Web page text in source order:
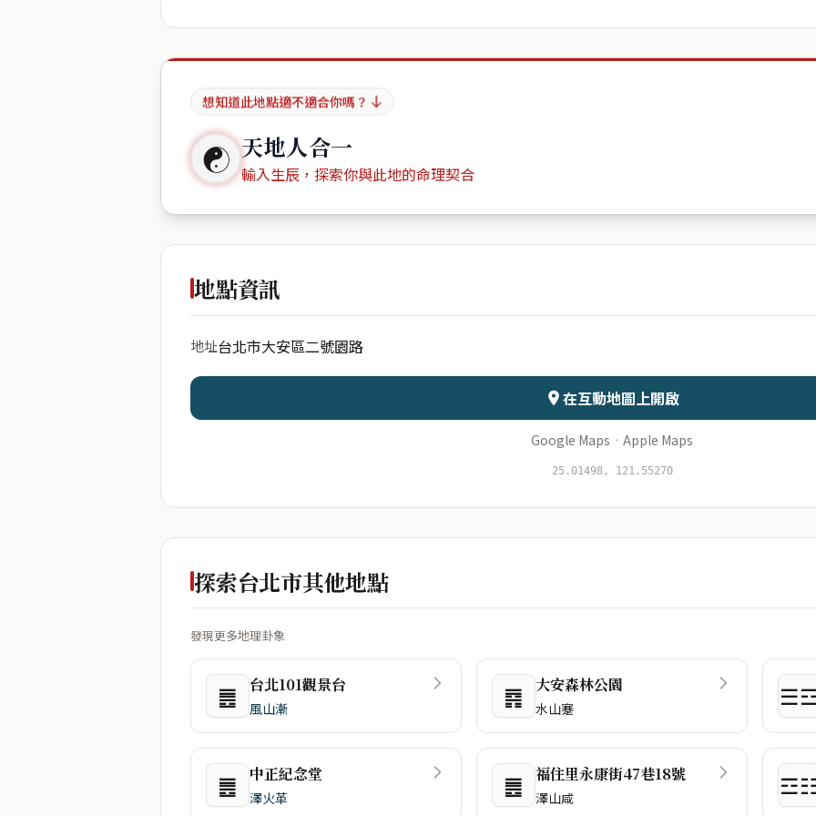
想知道此地點適不適合你嗎？
☯ 天地人合一
輸入生辰，探索你與此地的命理契合
地點資訊
地址台北市大安區二號園路
在互動地圖上開啟
Google Maps · Apple Maps
25.01498, 121.55270
探索台北市其他地點
發現更多地理卦象
䷌ 台北101觀景台
風山漸 ䷴ 大安森林公園
水山蹇
䷌ 中正紀念堂
澤火革 ䷌ 福住里永康街47巷18號
澤山咸